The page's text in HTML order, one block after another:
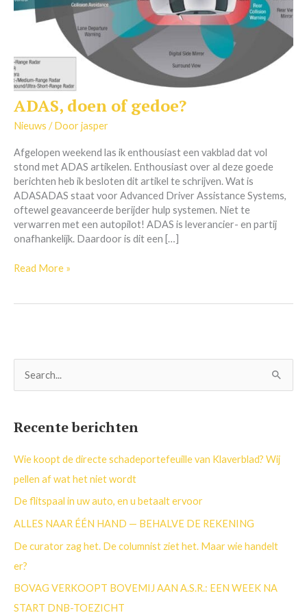
ADAS, doen of gedoe?
Nieuws / Doorjasper
Afgelopen weekend las ik enthousiast een vakblad dat vol
stond met ADAS artikelen. Enthousiast over al deze goede
berichten heb ik besloten dit artikel te schrijven. Wat is
ADASADAS staat voor Advanced Driver Assistance Systems,
oftewel geavanceerde berijder hulp systemen. Niet te
verwarren met een autopilot! ADAS is leverancier- en partij
onafhankelijk. Daardoor is dit een […]
ADAS,
of
Read More »
n
a
a
r
Recente berichten
Wie koopt de directe schadeportefeuille van Klaverblad? Wij
pellen af wat het niet wordt
De flitspaal in uw auto, en u betaalt ervoor
ALLES NAAR ÉÉN HAND — BEHALVE DE REKENING
De curator zag het. De columnist ziet het. Maar wie handelt
er?
BOVAG VERKOOPT BOVEMIJ AAN A.S.R.: EEN WEEK NA
START DNB-TOEZICHT